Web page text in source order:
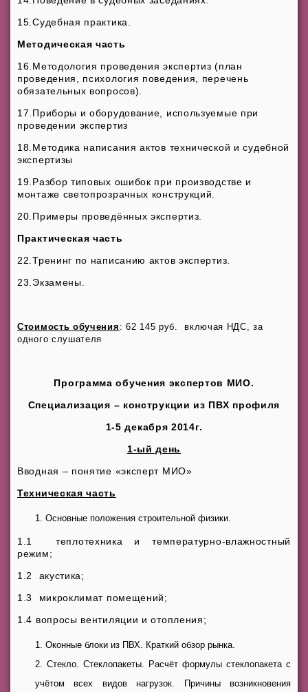
15.Судебная практика.
Методическая часть
16.Методология проведения экспертиз (план
проведения, психология поведения, перечень
обязательных вопросов).
17.Приборы и оборудование, используемые при
проведении экспертиз
18.Методика написания актов технической и судебной
экспертизы
19.Разбор типовых ошибок при производстве и
монтаже светопрозрачных конструкций.
20.Примеры проведённых экспертиз.
Практическая часть
22.Тренинг по написанию актов экспертиз.
23.Экзамены.
Стоимость обучения : 62 145 руб. включая НДС, за
одного слушателя
Программа обучения экспертов МИО.
Специализация – конструкции из ПВХ профиля
1-5 декабря 2014г.
1-ый день
Вводная – понятие «эксперт МИО»
Техническая часть
Основные положения строительной физики.
1.1 теплотехника и температурно-влажностный
режим;
1.2 акустика;
1.3 микроклимат помещений;
1.4 вопросы вентиляции и отопления;
Оконные блоки из ПВХ. Краткий обзор рынка.
Стекло. Стеклопакеты. Расчёт формулы стеклопакета с
учётом всех видов нагрузок. Причины возникновения